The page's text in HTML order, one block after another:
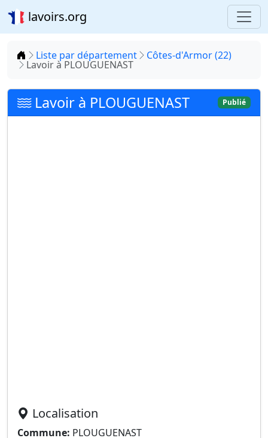
lavoirs.org
Accueil
Liste par département Côtes-d'Armor (22)
Lavoir à PLOUGUENAST
Lavoir à PLOUGUENAST Publié
Localisation
Commune: PLOUGUENAST